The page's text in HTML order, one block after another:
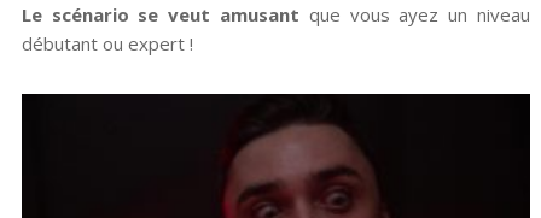
Le scénario se veut amusant que vous ayez un niveau
débutant ou expert !